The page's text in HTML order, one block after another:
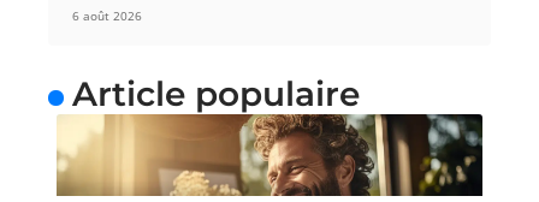
6 août 2026
Article populaire